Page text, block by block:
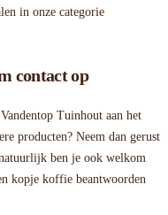
in onze categorie
contact op
Tuinhout aan het
producten? Neem dan gerust
ben je ook welkom
kopje koffie beantwoorden